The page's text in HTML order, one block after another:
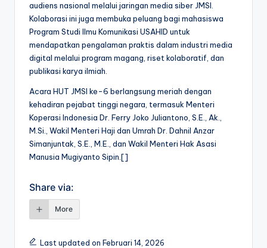
audiens nasional melalui jaringan media siber JMSI.
Kolaborasi ini juga membuka peluang bagi mahasiswa
Program Studi Ilmu Komunikasi USAHID untuk
mendapatkan pengalaman praktis dalam industri media
digital melalui program magang, riset kolaboratif, dan
publikasi karya ilmiah.
Acara HUT JMSI ke-6 berlangsung meriah dengan
kehadiran pejabat tinggi negara, termasuk Menteri
Koperasi Indonesia Dr. Ferry Joko Juliantono, S.E., Ak.,
M.Si., Wakil Menteri Haji dan Umrah Dr. Dahnil Anzar
Simanjuntak, S.E., M.E., dan Wakil Menteri Hak Asasi
Manusia Mugiyanto Sipin.[]
Share via:
More
Last updated on Februari 14, 2026